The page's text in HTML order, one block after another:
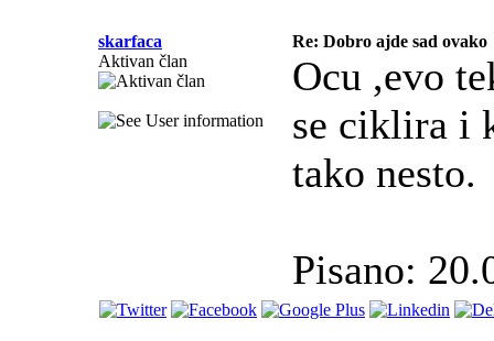
skarfaca
Re: Dobro ajde sad ovako
Aktivan član
Ocu ,evo
se ciklira i
tako nesto.
Pisano: